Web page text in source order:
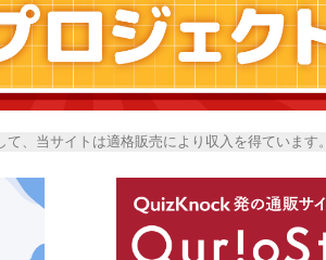
、当サイトは適格販売により収入を得ています。